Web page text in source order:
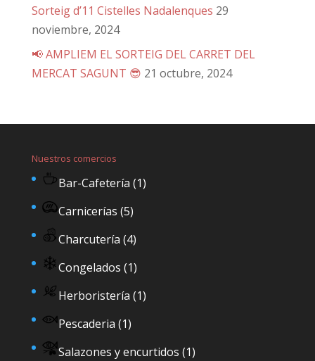
Sorteig d’11 Cistelles Nadalenques 29
noviembre, 2024
📢 AMPLIEM EL SORTEIG DEL CARRET DEL
MERCAT SAGUNT 😎 21 octubre, 2024
Nuestros comercios
Bar-Cafetería (1)
Carnicerías (5)
Charcutería (4)
Congelados (1)
Herboristería (1)
Pescaderia (1)
Salazones y encurtidos (1)